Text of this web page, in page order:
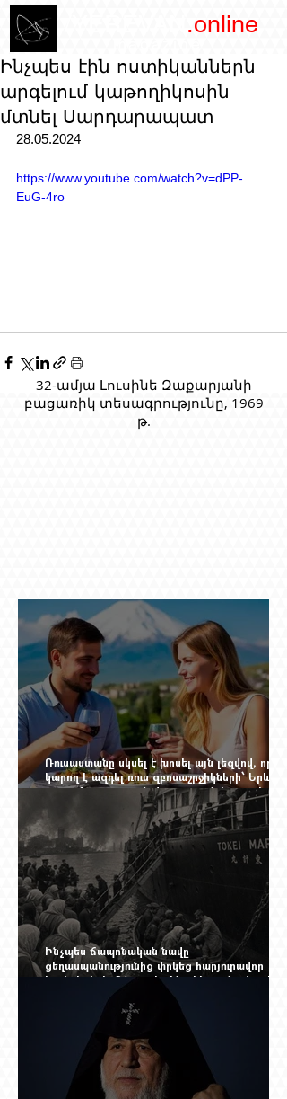
.online
Ինչպես էին ոստիկաններն
արգելում կաթողիկոսին
մտնել Սարդարապատ
28.05.2024
https://www.youtube.com/watch?v=dPP-
EuG-4ro
32-ամյա Լուսինե Զաքարյանի
բացառիկ տեսագրությունը, 1969
թ.
Ռուսաստանը սկսել է խոսել այն լեզվով, որը
կարող է ազդել ռուս զբոսաշրջիկների՝ Երևան
գալու մտադրության վրա. որքան կարող է
խորանալ հայ-ռուսական ճգնաժամը
Ինչպես ճապոնական նավը
ցեղասպանությունից փրկեց հարյուրավոր
հայերի, իսկ մենք չգիտենք հերոս նավապետի
անունը՝ Սաձո Հիբիի